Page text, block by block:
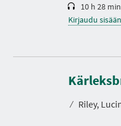
10 h 28 min
Kirjaudu
⁄ Riley,
e
s
o